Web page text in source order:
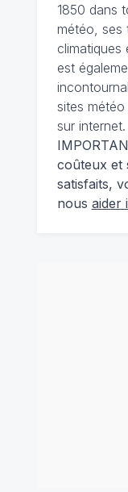
1850 dans
météo, ses
climatiques
est
sites
sur internet.
coûteux et
satisfaits,
nous aider